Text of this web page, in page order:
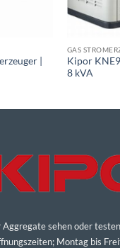
|
GAS
Kipor
8 kVA
sehen oder
Montag bis